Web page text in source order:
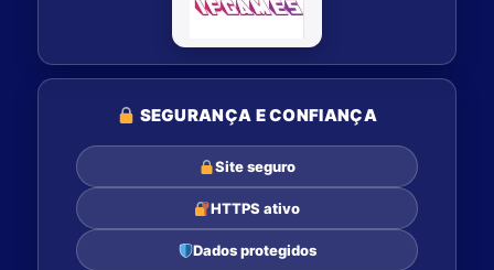
SEGURANÇA E CONFIANÇA
Site seguro
HTTPS ativo
Dados protegidos